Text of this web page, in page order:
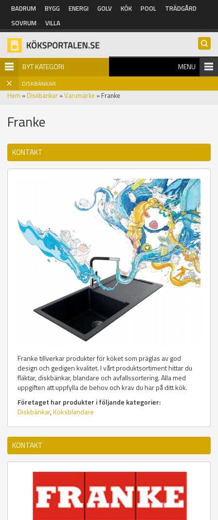
Hoppa till huvudinnehåll
BADRUM BYGG ENERGI GOLV KÖK POOL
TRÄDGÅRD
SOVRUM
VILLA
BYT KATEGORI MENU
DISKBÄNKAR
Hem » Diskbänkar »Varumärke » Franke
Franke
KONTAKT
Franke tillverkar produkter för köket som präglas av god
design och gedigen kvalitet. I vårt produktsortiment hittar du
fläktar, diskbänkar, blandare och avfallssortering. Alla med
uppgiften att uppfylla de behov och krav du har på ditt kök.
Företaget har produkter i följande kategorier:
Diskbänkar,Köksblandare
KONTAKT